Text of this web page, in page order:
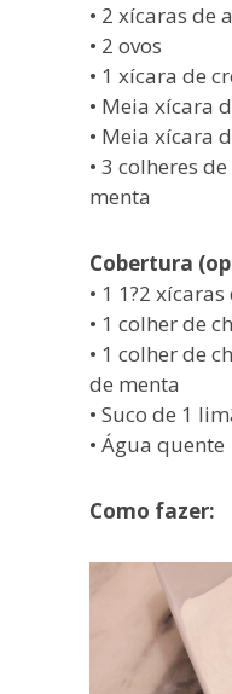
• 2 xícaras de
• 2 ovos
• 1 xícara de
• Meia xícara
• Meia xícara
• 3 colheres
menta
Cobertura
• 1 1?2
• 1 colher de
• 1 colher de
de menta
• Suco de 1
• Água quente
Como fazer: